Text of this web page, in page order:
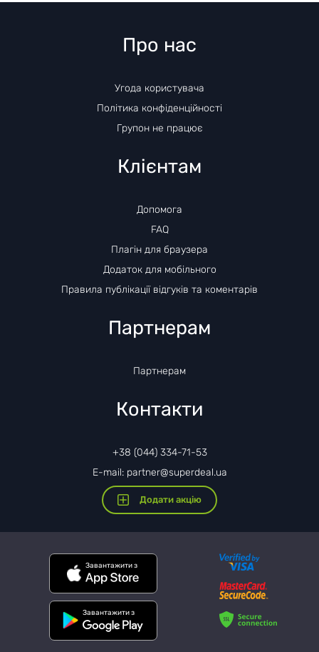
Про нас
Угода користувача
Політика конфіденційності
Групон не працює
Клієнтам
Допомога
FAQ
Плагін для браузера
Додаток для мобільного
Правила публікації відгуків та коментарів
Партнерам
Партнерам
Контакти
+38 (044) 334-71-53
E-mail: partner@superdeal.ua
Додати акцію
Завантажити з
Завантажити з